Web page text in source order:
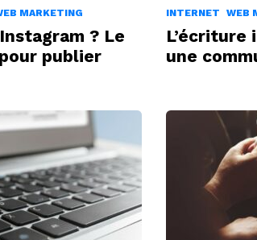
MARKETING
? Le
publier
INTERNET WEB
L’écriture
une